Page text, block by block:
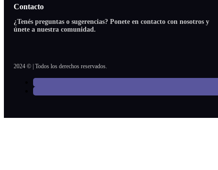
Contacto
¿Tenés preguntas o sugerencias? Ponete en contacto con nosotros y
únete a nuestra comunidad.
2024 © | Todos los derechos reservados.